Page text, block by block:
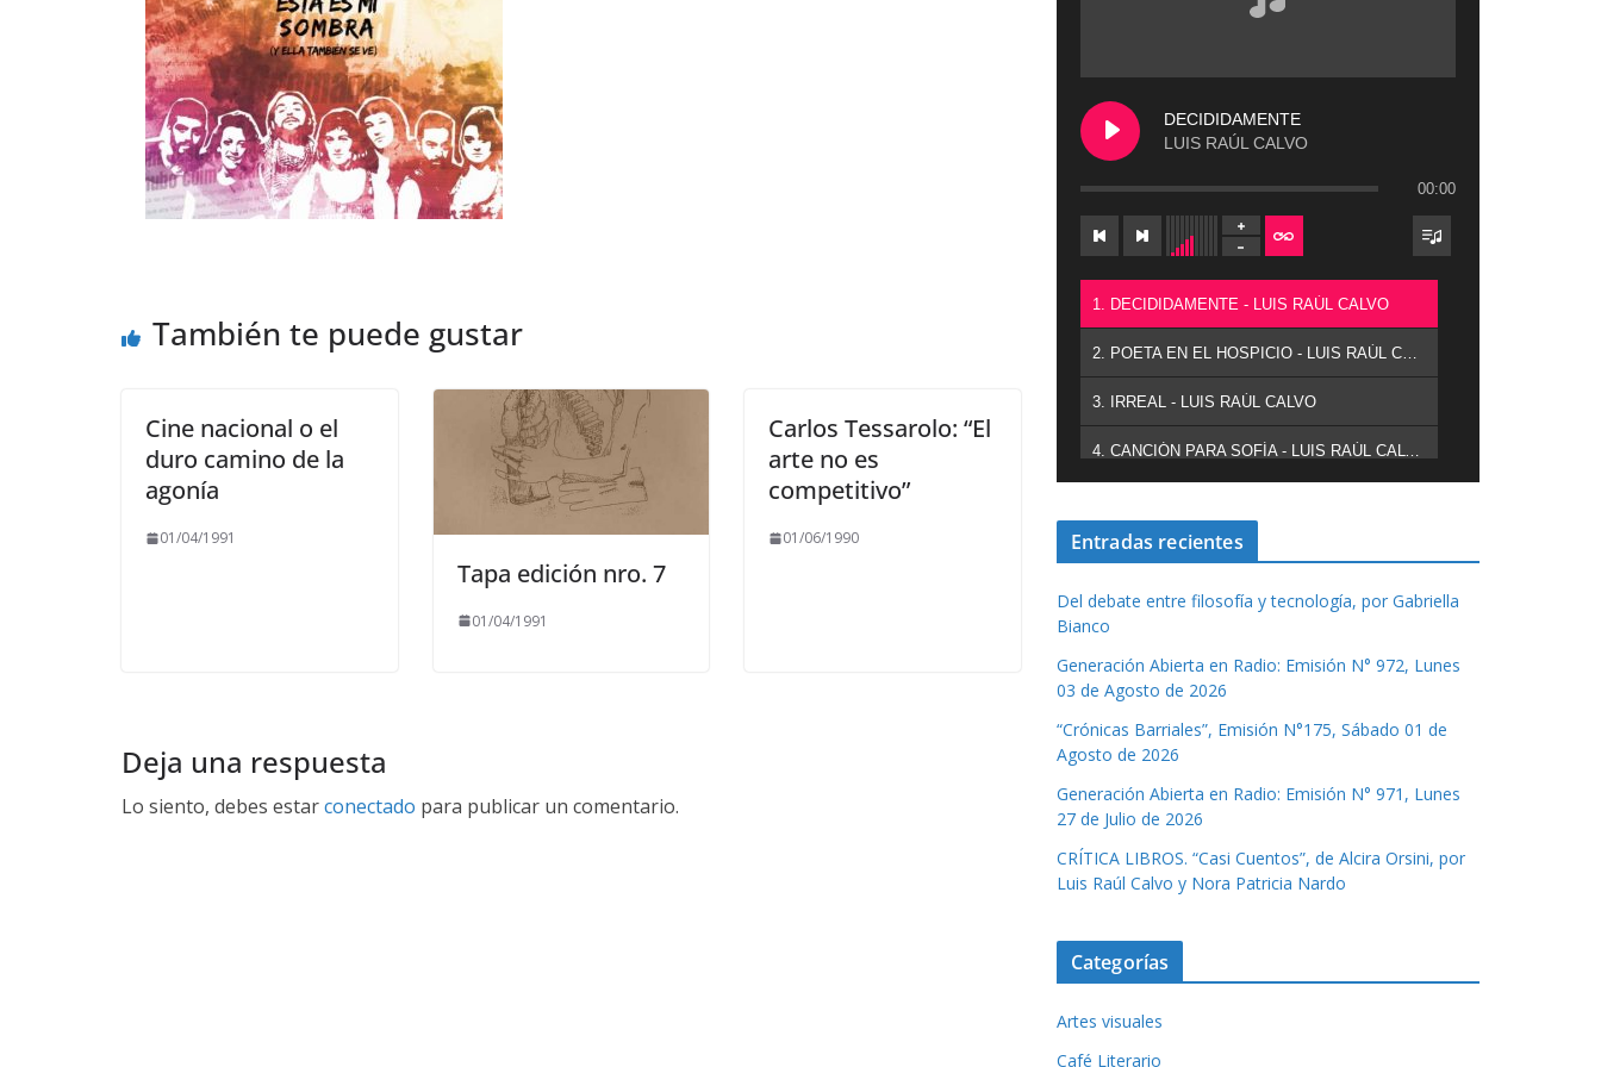
También te puede gustar
Cine nacional o el
duro camino de la
agonía
01/04/1991
Tapa edición nro. 7
01/04/1991
Carlos Tessarolo: “El
arte no es
competitivo”
01/06/1990
Deja una respuesta
Lo siento, debes estarconectado para publicar un comentario.
DECIDIDAMENTE
LUIS RAÚL CALVO
00:00
1. DECIDIDAMENTE - LUIS RAÚL CALVO
2. POETA EN EL HOSPICIO - LUIS RAÚL CALVO
3. IRREAL - LUIS RAÚL CALVO
Entradas recientes
Del debate entre filosofía y tecnología, por Gabriella
Bianco
Generación Abierta en Radio: Emisión N° 972, Lunes
03 de Agosto de 2026
“Crónicas Barriales”, Emisión N°175, Sábado 01 de
Agosto de 2026
Generación Abierta en Radio: Emisión N° 971, Lunes
27 de Julio de 2026
CRÍTICA LIBROS. “Casi Cuentos”, de Alcira Orsini, por
Luis Raúl Calvo y Nora Patricia Nardo
Categorías
Artes visuales
Café Literario